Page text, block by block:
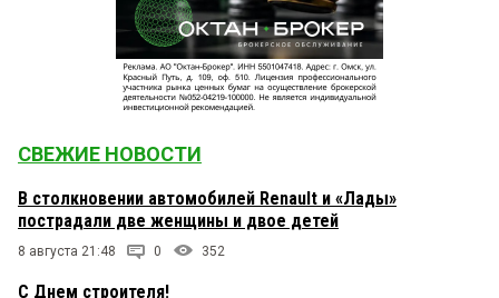
СВЕЖИЕ НОВОСТИ
В столкновении автомобилей Renault и «Лады»
пострадали две женщины и двое детей
8 августа 21:48 0 352
С Днем строителя!